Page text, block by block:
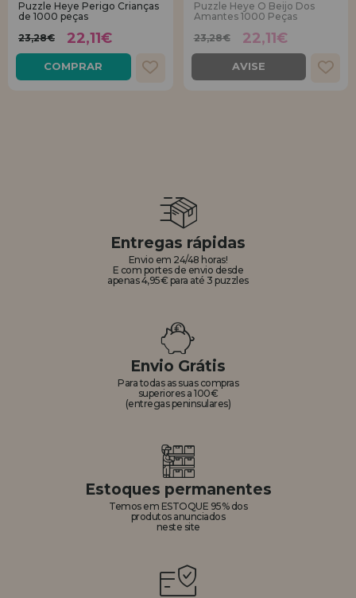
REGISTRO DE REVENDEDOR
Puzzle Heye Perigo Crianças
de 1000 peças
23,28€
22,11€
COMPRAR
Puzzle Heye O Beijo Dos
Amantes 1000 Peças
23,28€
22,11€
AVISE
Entregas rápidas
Envio em 24/48 horas!
E com portes de envio desde
apenas 4,95€ para até 3 puzzles
Envio Grátis
Para todas as suas compras
superiores a 100€
(entregas peninsulares)
Estoques permanentes
Temos em ESTOQUE 95% dos
produtos anunciados
neste site